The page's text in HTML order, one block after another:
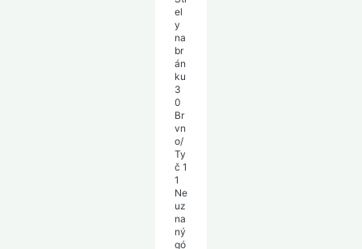
el
y
na
br
án
ku
3
0
Br
vn
o/
Ty
č 1
1
Ne
uz
na
ný
gó